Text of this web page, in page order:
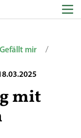
Gefällt mir /
mit